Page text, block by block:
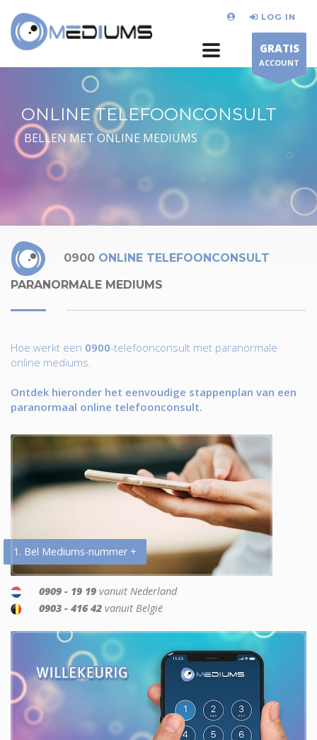
LOG IN
GRATIS
ACCOUNT
ONLINE TELEFOONCONSULT
BELLEN MET ONLINE MEDIUMS
0900 ONLINE TELEFOONCONSULT
PARANORMALE MEDIUMS
Hoe werkt een 0900-telefoonconsult met paranormale
online mediums.
Ontdek hieronder het eenvoudige stappenplan van een
paranormaal online telefoonconsult.
1. Bel Mediums-nummer +
0909 - 19 19 vanuit Nederland
0903 - 416 42 vanuit België